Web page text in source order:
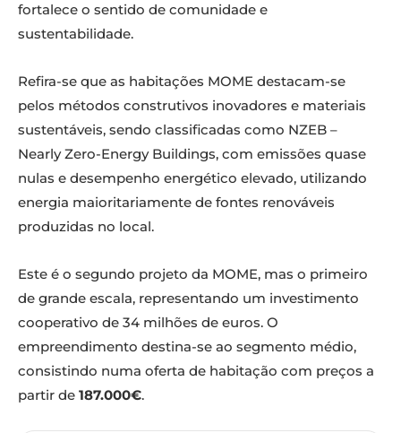
fortalece o sentido de comunidade e
sustentabilidade.
Refira-se que as habitações MOME destacam-se
pelos métodos construtivos inovadores e materiais
sustentáveis, sendo classificadas como NZEB –
Nearly Zero-Energy Buildings, com emissões quase
nulas e desempenho energético elevado, utilizando
energia maioritariamente de fontes renováveis
produzidas no local.
Este é o segundo projeto da MOME, mas o primeiro
de grande escala, representando um investimento
cooperativo de 34 milhões de euros. O
empreendimento destina-se ao segmento médio,
consistindo numa oferta de habitação com preços a
partir de 187.000€.